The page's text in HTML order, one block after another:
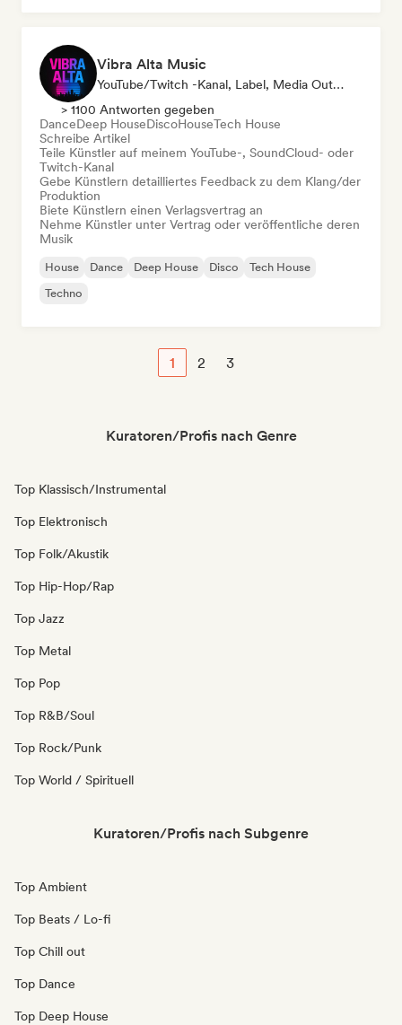
Vibra Alta Music
YouTube/Twitch -Kanal, Label, Media Outlet/Journalist, Verlag, Sound Experte
> 1100 Antworten gegeben
DanceDeep HouseDiscoHouseTech House
Schreibe Artikel
Teile Künstler auf meinem YouTube-, SoundCloud- oder
Twitch-Kanal
Gebe Künstlern detailliertes Feedback zu dem Klang/der
Produktion
Biete Künstlern einen Verlagsvertrag an
Nehme Künstler unter Vertrag oder veröffentliche deren
Musik
House Dance Deep House Disco
Tech House
Techno
1 2 3
Kuratoren/Profis nach Genre
Top Klassisch/Instrumental
Top Elektronisch
Top Folk/Akustik
Top Hip-Hop/Rap
Top Jazz
Top Metal
Top Pop
Top R&B/Soul
Top Rock/Punk
Top World / Spirituell
Kuratoren/Profis nach Subgenre
Top Ambient
Top Beats / Lo-fi
Top Chill out
Top Dance
Top Deep House